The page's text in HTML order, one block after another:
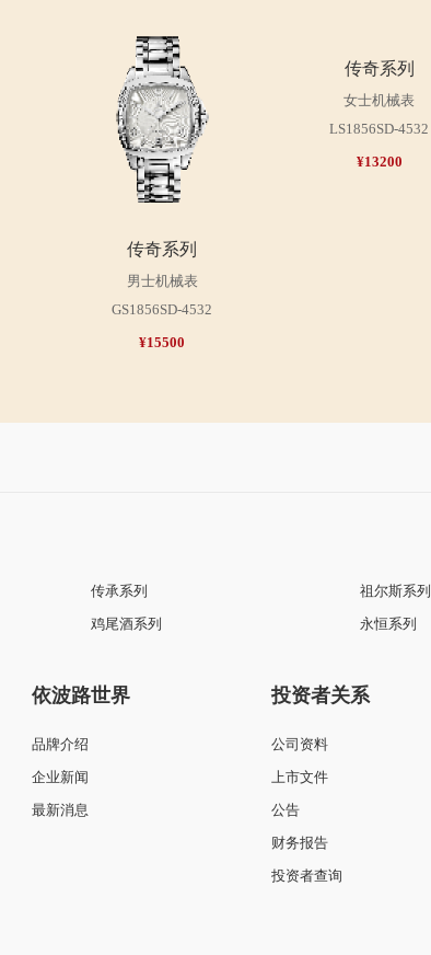
传奇系列
男士机械表
GS1856SD-4532
¥15500
传奇系列
女士机械表
LS1856SD-4532
¥13200
传承系列 祖尔斯系列
鸡尾酒系列 永恒系列
依波路世界
品牌介绍
企业新闻
最新消息
投资者关系
公司资料
上市文件
公告
财务报告
投资者查询